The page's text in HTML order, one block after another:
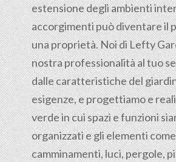
estensione degli ambienti
accorgimenti può diventare il
una proprietà. Noi di Lefty
nostra professionalità al tuo
dalle caratteristiche del
esigenze, e progettiamo e
verde in cui spazi e funzioni
organizzati e gli elementi
camminamenti, luci, pergole,